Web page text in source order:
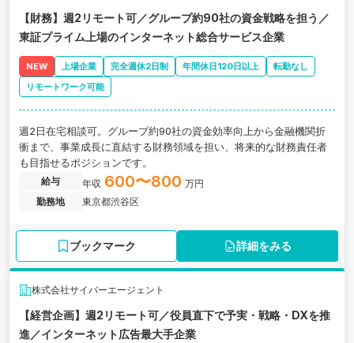
【財務】週2リモート可／グループ約90社の資金戦略を担う／
東証プライム上場のインターネット総合サービス企業
NEW 上場企業 完全週休2日制 年間休日120日以上
転勤なし
リモートワーク可能
週2日在宅相談可。グループ約90社の資金効率向上から金融機関折
衝まで、事業成長に直結する財務領域を担い、将来的な財務責任者
も目指せるポジションです。
給与 年収 600〜800 万円
勤務地
東京都渋谷区
ブックマーク 詳細をみる
株式会社サイバーエージェント
【経営企画】週2リモート可／役員直下で予実・戦略・DXを推
進／インターネット広告最大手企業